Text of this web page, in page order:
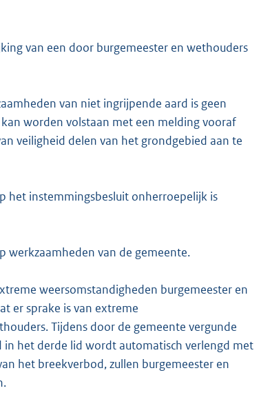
van een door burgemeester en wethouders
van niet ingrijpende aard is geen
worden volstaan met een melding vooraf
veiligheid delen van het grondgebied aan te
het instemmingsbesluit onherroepelijk is
werkzaamheden van de gemeente.
weersomstandigheden burgemeester en
er sprake is van extreme
Tijdens door de gemeente vergunde
het derde lid wordt automatisch verlengd met
het breekverbod, zullen burgemeester en